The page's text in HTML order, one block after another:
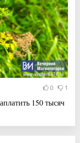
0 1
150 тысяч